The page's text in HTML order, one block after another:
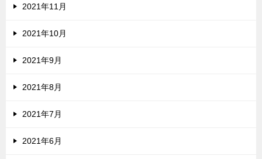
2021年11月
2021年10月
2021年9月
2021年8月
2021年7月
2021年6月